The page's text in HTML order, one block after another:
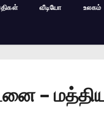
வீடியோ உலகம்
–